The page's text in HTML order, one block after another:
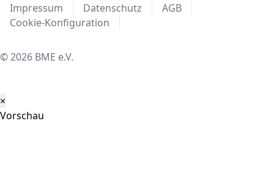
Impressum Datenschutz
AGB
Cookie-Konfiguration
© 2026 BME e.V.
×
Vorschau